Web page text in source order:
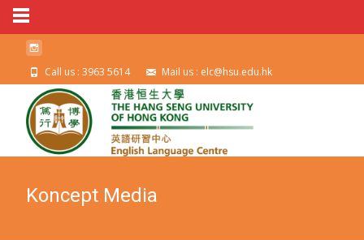
Call us : 3963 5614 Mail us : elc@hsu.edu.hk
Koncept Media